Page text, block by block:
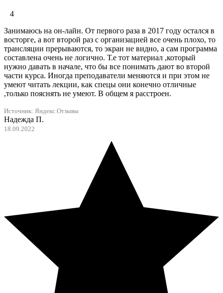
4
Занимаюсь на он-лайн. От первого раза в 2017 году остался в
восторге, а вот второй раз с организацией все очень плохо, то
трансляции прерываются, то экран не видно, а сам программа
составлена очень не логично. Т.е тот материал ,который
нужно давать в начале, что бы все понимать дают во второй
части курса. Иногда преподаватели меняются и при этом не
умеют читать лекции, как спецы они конечно отличные
,только пояснять не умеют. В общем я расстроен.
Источник: Яндекс.Отзывы
Надежда П.
18.09.2022